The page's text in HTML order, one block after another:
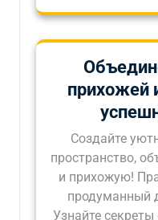
прихожей
Создайте
пространство,
и прихожую!
продуманный
Узнайте секреты